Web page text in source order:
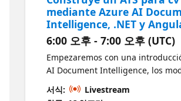
que você não se junta a mim para
que criar copilotos inteligentes
fácil com o Microsoft Cloud + AI.
Documentação do Serviço OpenAI
Introdução ao Microsoft Copilot
mediante Azure AI
Intelligence, .NET y
6:00 오후 - 7:00 오후 (UTC)
Empezaremos con una
AI Document Intelligence, los
compilados y personalizados.
crearemos un modelo
서식:
Livestream